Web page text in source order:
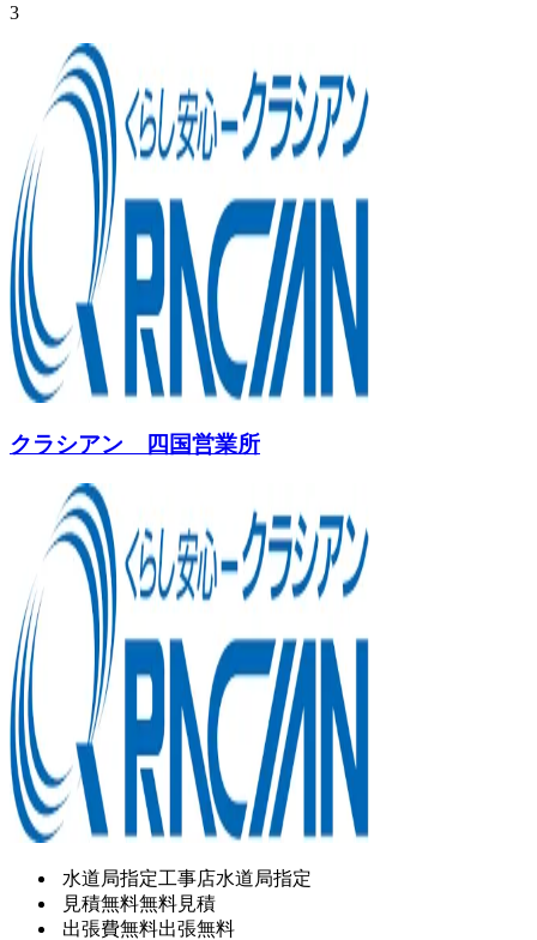
3
クラシアン 四国営業所
水道局指定工事店水道局指定
見積無料無料見積
出張費無料出張無料